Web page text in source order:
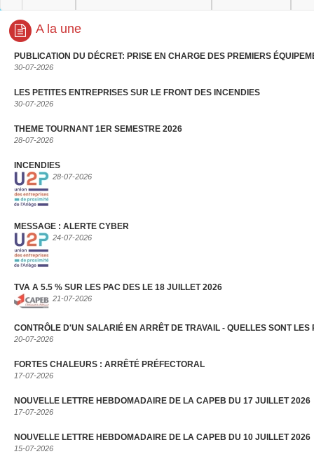
A la une
PUBLICATION DU DÉCRET: PRISE EN CHARGE DES PREMIERS
30-07-2026
LES PETITES ENTREPRISES SUR LE FRONT DES INCENDIES
30-07-2026
THEME TOURNANT 1ER SEMESTRE 2026
28-07-2026
INCENDIES
28-07-2026
MESSAGE : ALERTE CYBER
24-07-2026
TVA A 5.5 % SUR LES PAC DES LE 18 JUILLET 2026
21-07-2026
CONTRÔLE D'UN SALARIÉ EN ARRÊT DE TRAVAIL - QUELLES SONT LES
20-07-2026
FORTES CHALEURS : ARRÊTÉ PRÉFECTORAL
17-07-2026
NOUVELLE LETTRE HEBDOMADAIRE DE LA CAPEB DU 17 JUILLET 2026
17-07-2026
NOUVELLE LETTRE HEBDOMADAIRE DE LA CAPEB DU 10 JUILLET 2026
15-07-2026